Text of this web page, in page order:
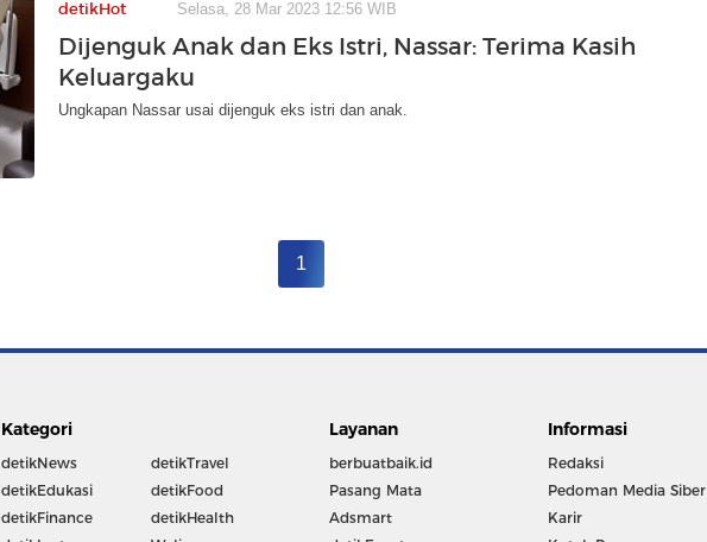
detikHot Selasa, 28 Mar 2023 12:56 WIB
Dijenguk Anak dan Eks Istri, Nassar: Terima Kasih
Keluargaku
Ungkapan Nassar usai dijenguk eks istri dan anak.
1
Kategori
detikNews
detikEdukasi
detikFinance
detikTravel
detikFood
detikHealth
Layanan
berbuatbaik.id
Pasang Mata
Adsmart
Informasi
Redaksi
Pedoman Media Siber
Karir